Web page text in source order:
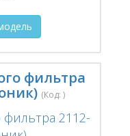
фильтра
(Код:)